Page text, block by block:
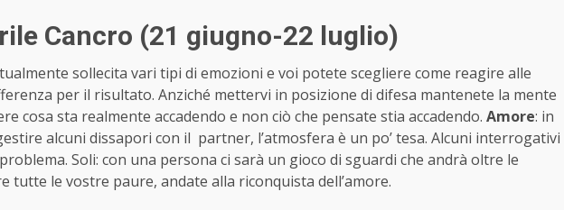
Cancro (21 giugno-22 luglio)
sollecita vari tipi di emozioni e voi potete scegliere come reagire alle
per il risultato. Anziché mettervi in posizione di difesa mantenete la mente
cosa sta realmente accadendo e non ciò che pensate stia accadendo. Amore: in
alcuni dissapori con il partner, l’atmosfera è un po’ tesa. Alcuni interrogativi
Soli: con una persona ci sarà un gioco di sguardi che andrà oltre le
tutte le vostre paure, andate alla riconquista dell’amore.